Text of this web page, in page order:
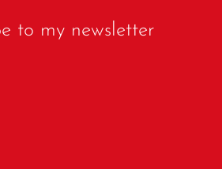
to my newsletter